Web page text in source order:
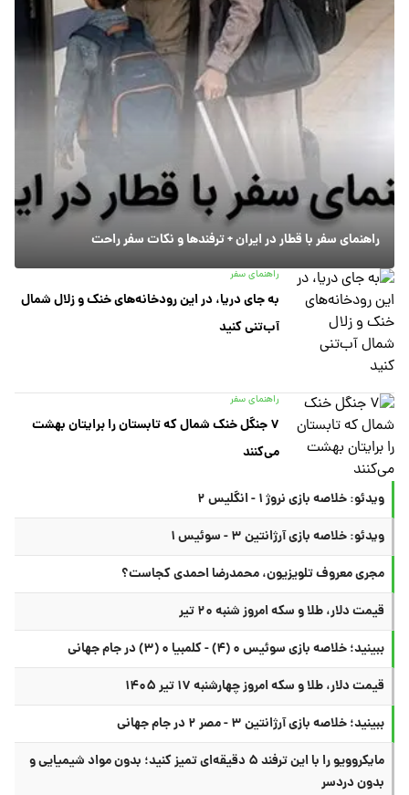
راهنمای سفر با قطار در ایران + ترفندها و نکات سفر راحت
راهنمای سفر
به جای دریا، در این رودخانه‌های خنک و زلال شمال
آب‌تنی کنید
راهنمای سفر
۷ جنگل خنک شمال که تابستان را برایتان بهشت
می‌کنند
ویدئو: خلاصه بازی نروژ ۱ - انگلیس ۲
ویدئو: خلاصه بازی آرژانتین ۳ - سوئیس ۱
مجری معروف تلویزیون، محمدرضا احمدی کجاست؟
قیمت دلار، طلا و سکه امروز شنبه ۲۰ تیر
ببینید؛ خلاصه بازی سوئیس ۰ (۴) - کلمبیا ۰ (۳) در جام جهانی
قیمت دلار، طلا و سکه امروز چهارشنبه ۱۷ تیر ۱۴۰۵
ببینید؛ خلاصه بازی آرژانتین ۳ - مصر ۲ در جام جهانی
مایکروویو را با این ترفند ۵ دقیقه‌ای تمیز کنید؛ بدون مواد شیمیایی و
بدون دردسر